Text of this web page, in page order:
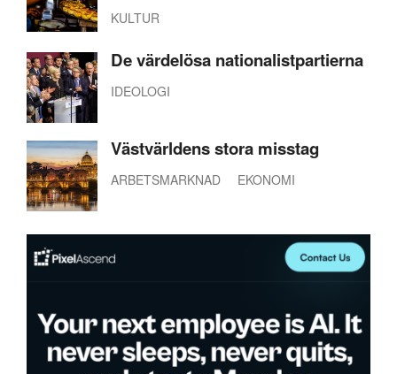
KULTUR
De värdelösa nationalistpartierna
IDEOLOGI
Västvärldens stora misstag
ARBETSMARKNAD EKONOMI